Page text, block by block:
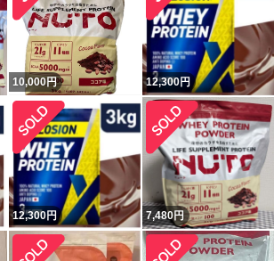
10,000円 12,300円
12,300円 7,480円